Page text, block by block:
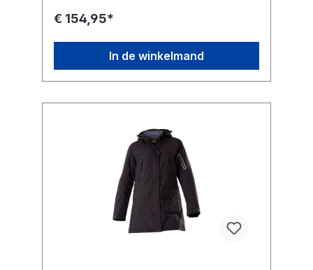
€ 154,95*
In de winkelmand